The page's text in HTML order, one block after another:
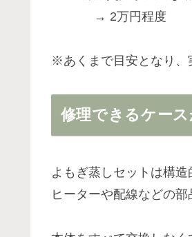
→ 2万円程度
※あくまで目安となり、
修理できるケー
よもぎ蒸しセットは構造
ヒーターや配線などの部